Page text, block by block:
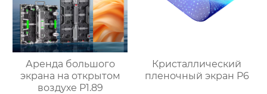
Аренда большого
экрана на открытом
воздухе P1.89
Кристаллический
пленочный экран P6